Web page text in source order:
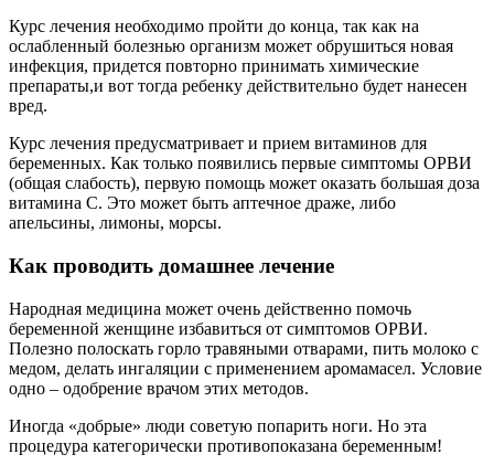
Курс лечения необходимо пройти до конца, так как на
ослабленный болезнью организм может обрушиться новая
инфекция, придется повторно принимать химические
препараты,и вот тогда ребенку действительно будет нанесен
вред.
Курс лечения предусматривает и прием витаминов для
беременных. Как только появились первые симптомы ОРВИ
(общая слабость), первую помощь может оказать большая доза
витамина С. Это может быть аптечное драже, либо
апельсины, лимоны, морсы.
Как проводить домашнее лечение
Народная медицина может очень действенно помочь
беременной женщине избавиться от симптомов ОРВИ.
Полезно полоскать горло травяными отварами, пить молоко с
медом, делать ингаляции с применением аромамасел. Условие
одно – одобрение врачом этих методов.
Иногда «добрые» люди советую попарить ноги. Но эта
процедура категорически противопоказана беременным!